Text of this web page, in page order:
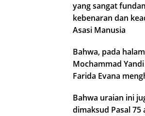
yang sangat
kebenaran dan
Asasi Manusia
Bahwa, pada
Mochammad
Farida Evana
Bahwa uraian ini
dimaksud Pasal